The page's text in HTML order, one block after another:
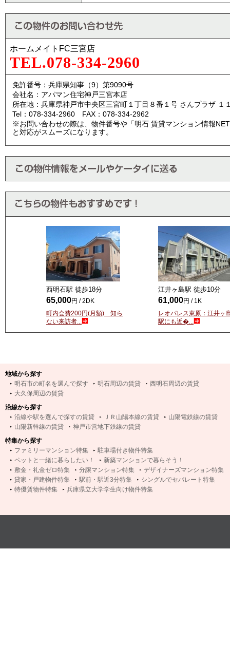
ホームメイトFC三宮店
TEL.078-334-2960
免許番号：兵庫県知事（9）第9090号
会社名：アパマン住宅神戸三宮本店
所在地：兵庫県神戸市中央区三宮町１丁目８番１号 さんプラザ １
Tel：078-334-2960 FAX：078-334-2962
※お問い合わせの際は、物件番号や「明石 賃貸マンション情報
と対応がスムーズになります。
西明石駅 徒歩18分
65,000円 / 2DK
町内会費200円(月額) 知ら
ない来訪者...
江井ヶ島駅 徒歩10分
61,000円 / 1K
レオパレス東原：江井ヶ
駅にも近�...
地域から探す
明石市の町名を選んで探す
明石周辺の賃貸
西明石周辺の賃貸
大久保周辺の賃貸
沿線から探す
沿線や駅を選んで探すの賃貸
ＪＲ山陽本線の賃貸
山陽電鉄線の賃貸
山陽新幹線の賃貸
神戸市営地下鉄線の賃貸
特集から探す
ファミリーマンション特集
駐車場付き物件特集
ペットと一緒に暮らしたい！
新築マンションで暮らそう！
敷金・礼金ゼロ特集
分譲マンション特集
デザイナーズマンション特集
貸家・戸建物件特集
駅前・駅近3分特集
シングルでセパレート特集
特優賃物件特集
兵庫県立大学学生向け物件特集